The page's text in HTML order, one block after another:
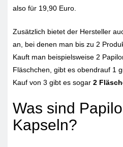
also für 19,90 Euro.
Zusätzlich bietet der Hersteller
an, bei denen man bis zu 2
Kauft man beispielsweise 2
Fläschchen, gibt es obendrauf 1
Kauf von 3 gibt es sogar 2
Was sind
Kapseln?